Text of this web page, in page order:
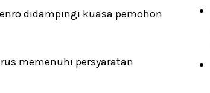
didampingi kuasa pemohon
memenuhi persyaratan